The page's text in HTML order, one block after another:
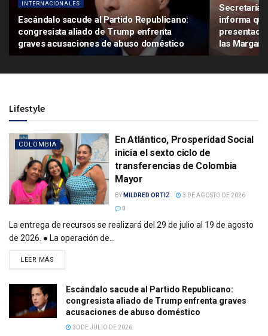
INTERNACIONALES
Escándalo sacude al Partido Republicano:
congresista aliado de Trump enfrenta
graves acusaciones de abuso doméstico
Secretaría
informa
presentada
las
Lifestyle
COLOMBIA
En Atlántico, Prosperidad Social
inicia el sexto ciclo de
transferencias de Colombia
Mayor
BY MILDRED ORTIZ
3 DE AGOSTO DE 2026
0
La entrega de recursos se realizará del 29 de julio al 19 de agosto
de 2026. ● La operación de...
LEER MÁS
Escándalo sacude al Partido Republicano:
congresista aliado de Trump enfrenta graves
acusaciones de abuso doméstico
30 DE JULIO DE 2026